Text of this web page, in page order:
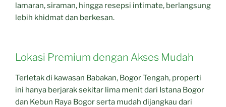
lamaran, siraman, hingga resepsi intimate, berlangsung
lebih khidmat dan berkesan.
Lokasi Premium dengan Akses Mudah
Terletak di kawasan Babakan, Bogor Tengah, properti
ini hanya berjarak sekitar lima menit dari Istana Bogor
dan Kebun Raya Bogor serta mudah dijangkau dari